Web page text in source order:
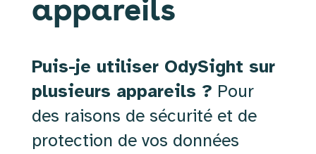
appareils
Puis-je utiliser OdySight sur
plusieurs appareils ? Pour
des raisons de sécurité et de
protection de vos données